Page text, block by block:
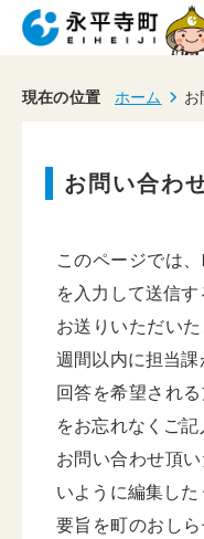
現在の位置 ホーム お
お問い合わ
このページでは
を入力して送信す
お送りいただい
週間以内に担当課
回答を希望され
をお忘れなくご記
お問い合わせ頂
いように編集した
要旨を町のおし